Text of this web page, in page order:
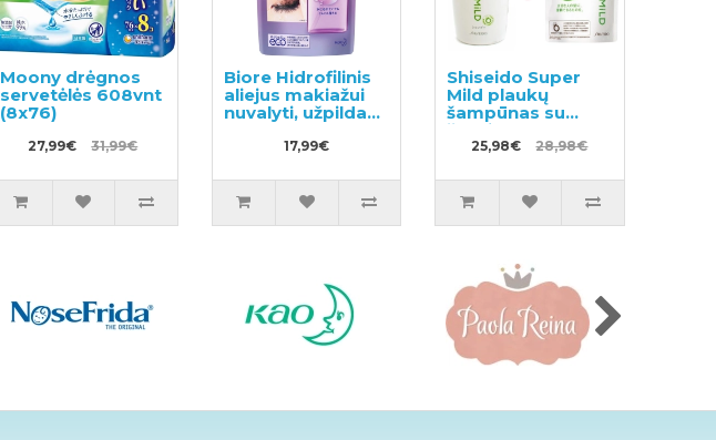
Moony drėgnos
servetėlės 608vnt
(8x76)
27,99€ 31,99€
Biore Hidrofilinis
aliejus makiažui
nuvalyti, užpildas
17,99€
Shiseido Super
Mild plaukų
šampūnas su
žolelių aromatu
220ml + užpildas
25,98€ 28,98€